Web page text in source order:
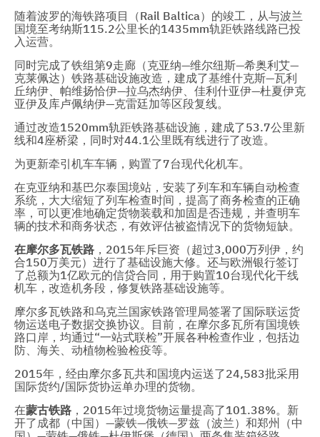
随着波罗的海铁路项目（Rail Baltica）的竣工，从与波兰
国境至考纳斯115.2公里长的1435mm轨距铁路线路已投
入运营。
同时完成了铁组第9走廊（克亚纳—维尔纽斯—希奥利艾—
克莱佩达）铁路基础设施改造，建成了基维什克斯—瓦利
丘纳伊、帕维扬恰伊—拉乌杰纳伊、佳利什亚伊—杜夏伊克
亚伊及库卢佩纳伊—克雷廷加等区段复线。
通过改造1520mm轨距铁路基础设施，建成了53.7公里新
线和4座桥梁，同时对44.1公里既有线进行了改造。
为更新牵引机车车辆，购置了7台现代化机车。
在克亚纳和基巴尔泰国境站，安装了列车和车辆自动检查
系统，大大缩短了列车检查时间，提高了商务检查的正确
率，可以更准地确定货物装载和加固是否违规，并查明车
辆的技术和商务状态，有效评估被盗情况下的货物短缺。
在摩尔多瓦铁路 ，2015年斥巨资（超过3,000万列伊，约
合150万美元）进行了基础设施大修。还与欧洲银行签订
了总额为1亿欧元的信贷合同，用于购置10台现代化干线
机车，改造机务段，修复铁路基础设施等。
摩尔多瓦铁路和乌克兰国家铁路管理局签署了国际联运货
物运送电子数据交换协议。目前，在摩尔多瓦所有国境铁
路口岸，均通过“一站式联检”开展各种检查作业，包括边
防、海关、动植物检验检疫等。
2015年，经由摩尔多瓦共和国境内运送了24,583批采用
国际货约/国际货协运单办理的货物。
在蒙古铁路 ，2015年过境货物运量提高了101.38%。新
开了成都（中国）—蒙铁—俄铁—罗兹（波兰）和郑州（中